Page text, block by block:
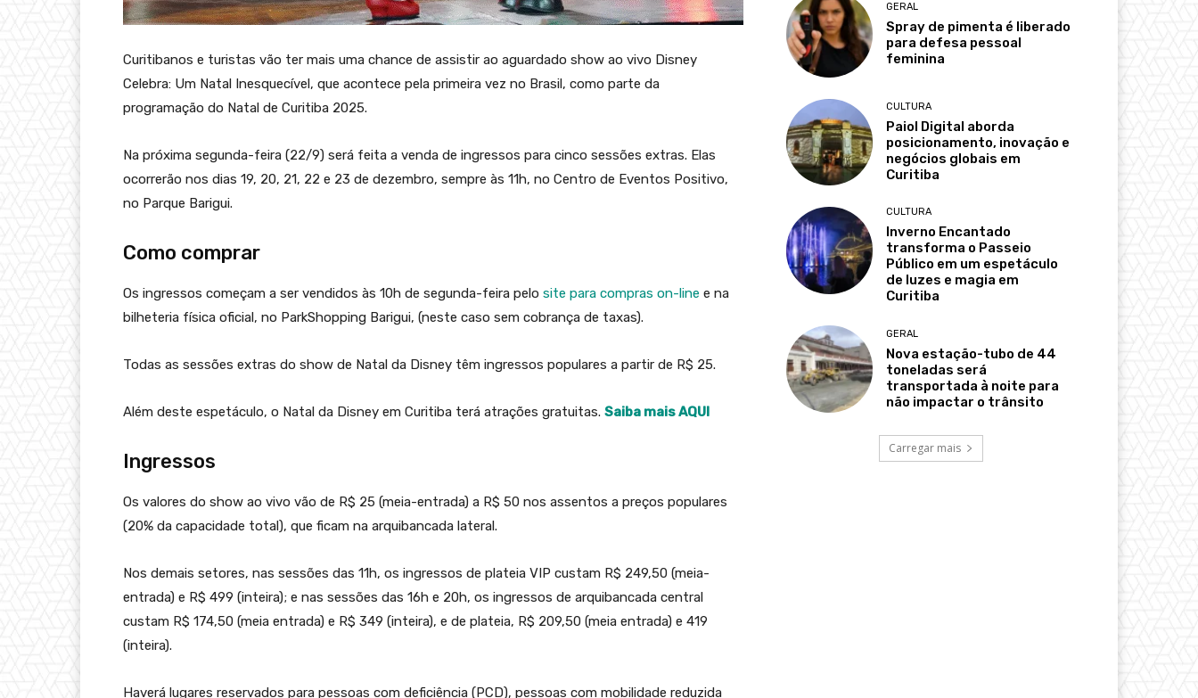
Curitibanos e turistas vão ter mais uma chance de assistir ao aguardado show ao vivo Disney
Celebra: Um Natal Inesquecível, que acontece pela primeira vez no Brasil, como parte da
programação do Natal de Curitiba 2025.
Na próxima segunda-feira (22/9) será feita a venda de ingressos para cinco sessões extras. Elas
ocorrerão nos dias 19, 20, 21, 22 e 23 de dezembro, sempre às 11h, no Centro de Eventos Positivo,
no Parque Barigui.
Como comprar
Os ingressos começam a ser vendidos às 10h de segunda-feira pelo site para compras on-line e na
bilheteria física oficial, no ParkShopping Barigui, (neste caso sem cobrança de taxas).
Todas as sessões extras do show de Natal da Disney têm ingressos populares a partir de R$ 25.
Além deste espetáculo, o Natal da Disney em Curitiba terá atrações gratuitas. Saiba mais AQUI
Ingressos
Os valores do show ao vivo vão de R$ 25 (meia-entrada) a R$ 50 nos assentos a preços populares
(20% da capacidade total), que ficam na arquibancada lateral.
Nos demais setores, nas sessões das 11h, os ingressos de plateia VIP custam R$ 249,50 (meia-
entrada) e R$ 499 (inteira); e nas sessões das 16h e 20h, os ingressos de arquibancada central
custam R$ 174,50 (meia entrada) e R$ 349 (inteira), e de plateia, R$ 209,50 (meia entrada) e 419
(inteira).
Haverá lugares reservados para pessoas com deficiência (PCD), pessoas com mobilidade reduzida
GERAL
Spray de pimenta é liberado
para defesa pessoal
feminina
CULTURA
Paiol Digital aborda
posicionamento, inovação e
negócios globais em
Curitiba
CULTURA
Inverno Encantado
transforma o Passeio
Público em um espetáculo
de luzes e magia em
Curitiba
GERAL
Nova estação-tubo de 44
toneladas será
transportada à noite para
não impactar o trânsito
Carregar mais